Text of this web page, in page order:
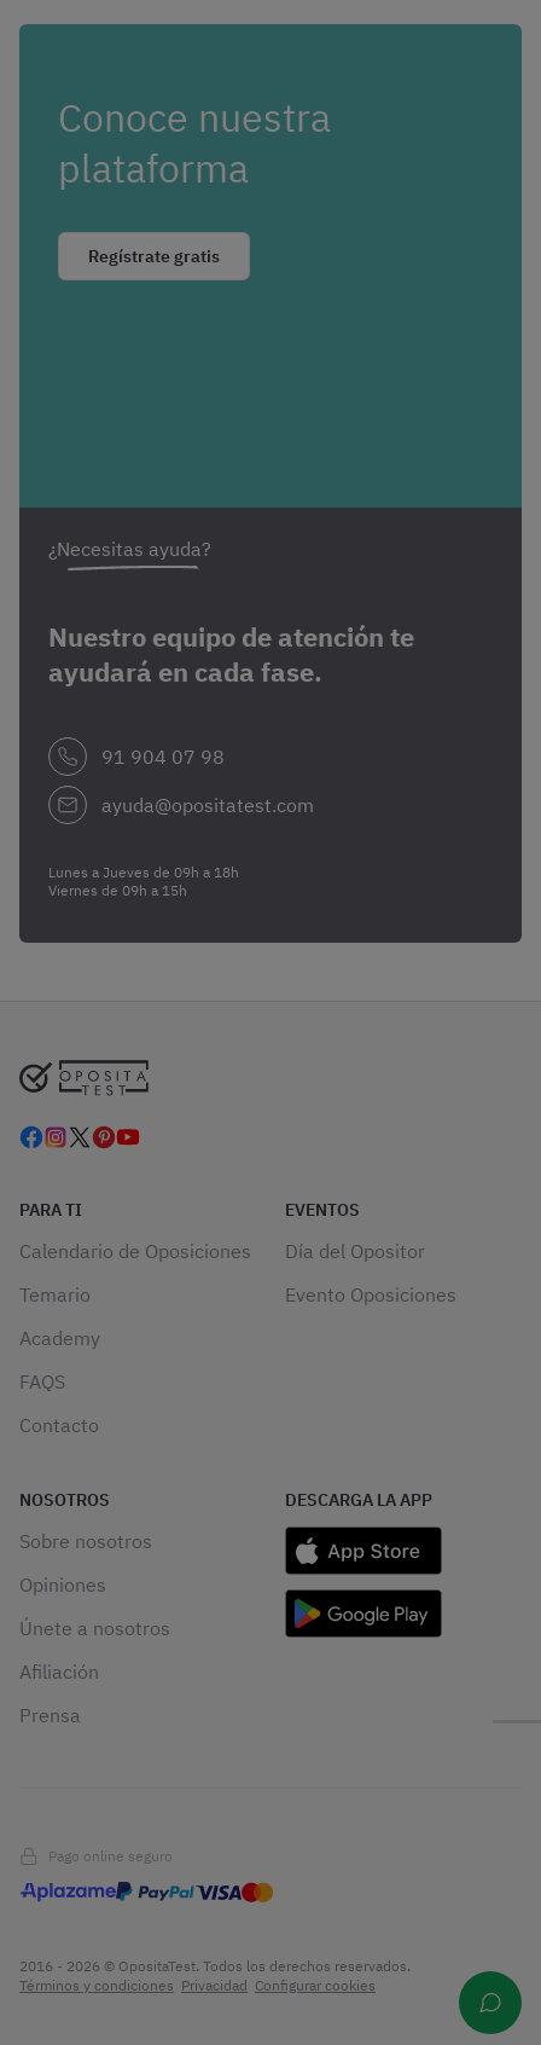
Conoce nuestra
plataforma
Regístrate gratis
¿Necesitas ayuda?
Nuestro equipo de atención te
ayudará en cada fase.
91 904 07 98
ayuda@opositatest.com
Lunes a Jueves de 09h a 18h
Viernes de 09h a 15h